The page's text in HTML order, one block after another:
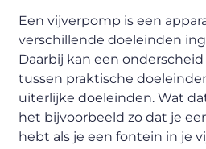
Een vijverpomp is een
verschillende doeleinden
Daarbij kan een
tussen praktische
uiterlijke doeleinden. Wat
het bijvoorbeeld zo dat je
hebt als je een fontein in je